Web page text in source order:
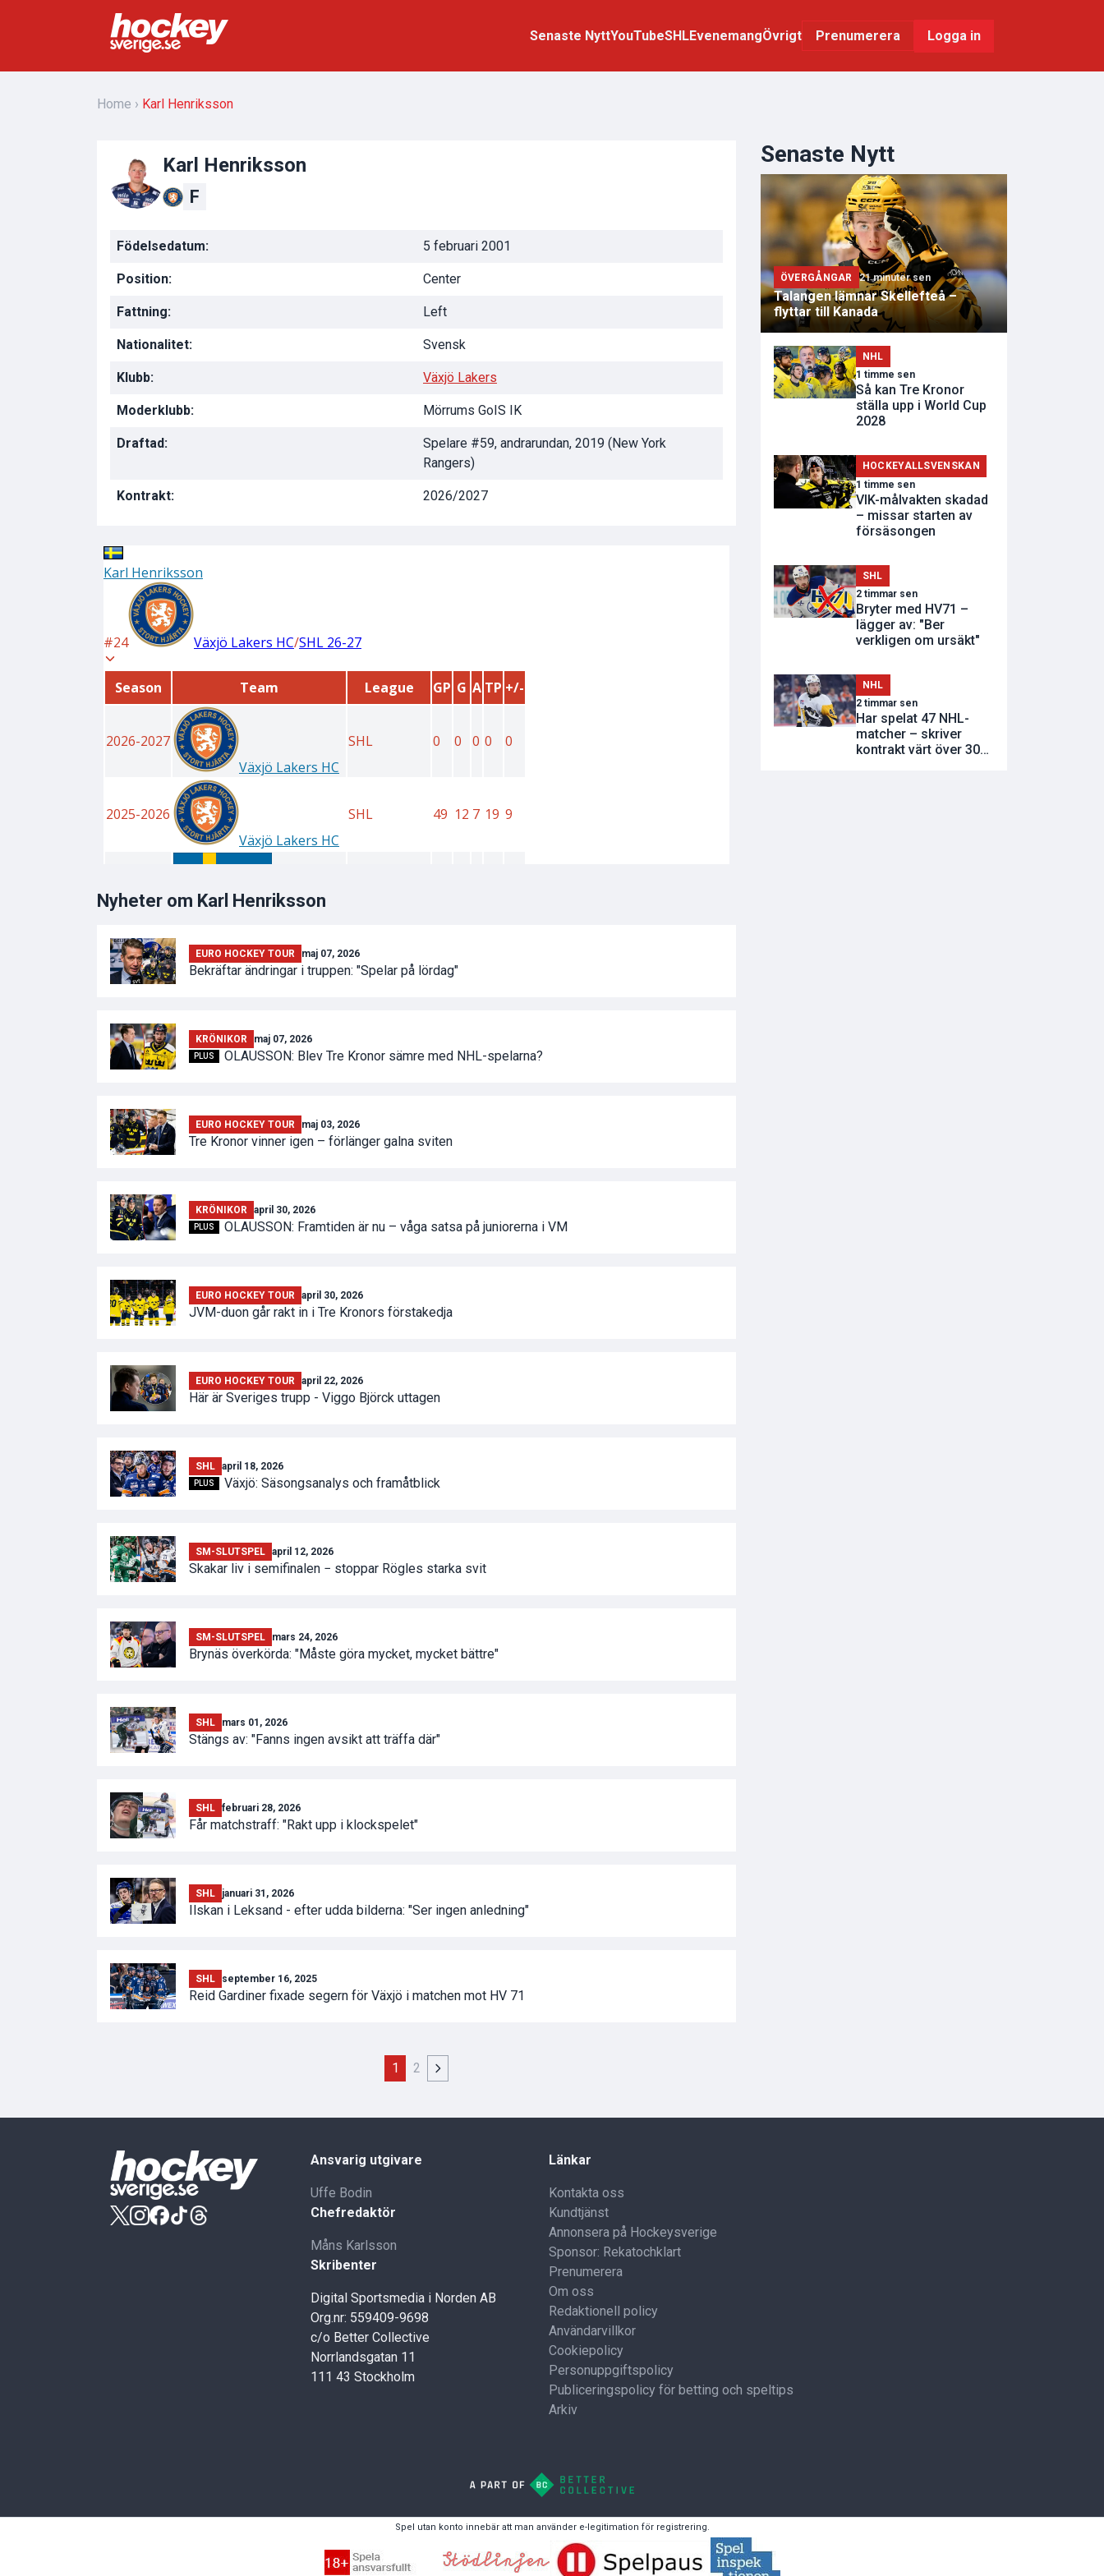
Senaste NyttYouTubeSHLEvenemangÖvrigt Prenumerera Logga in
Home Karl Henriksson
Karl Henriksson
F
Födelsedatum: 5 februari 2001
Position: Center
Fattning: Left
Nationalitet: Svensk
Klubb: Växjö Lakers
Moderklubb: Mörrums GoIS IK
Draftad:
Spelare #59, andrarundan, 2019 (New York
Rangers)
Kontrakt: 2026/2027
Nyheter om Karl Henriksson
EURO HOCKEY TOUR maj 07, 2026
Bekräftar ändringar i truppen: "Spelar på lördag"
KRÖNIKOR maj 07, 2026
PLUS OLAUSSON: Blev Tre Kronor sämre med NHL-spelarna?
EURO HOCKEY TOUR maj 03, 2026
Tre Kronor vinner igen – förlänger galna sviten
KRÖNIKOR april 30, 2026
PLUS OLAUSSON: Framtiden är nu – våga satsa på juniorerna i VM
EURO HOCKEY TOUR april 30, 2026
JVM-duon går rakt in i Tre Kronors förstakedja
EURO HOCKEY TOUR april 22, 2026
Här är Sveriges trupp - Viggo Björck uttagen
SHL april 18, 2026
PLUS Växjö: Säsongsanalys och framåtblick
SM-SLUTSPEL april 12, 2026
Skakar liv i semifinalen − stoppar Rögles starka svit
SM-SLUTSPEL mars 24, 2026
Brynäs överkörda: "Måste göra mycket, mycket bättre"
SHL mars 01, 2026
Stängs av: "Fanns ingen avsikt att träffa där"
SHL februari 28, 2026
Får matchstraff: "Rakt upp i klockspelet"
SHL januari 31, 2026
Ilskan i Leksand - efter udda bilderna: "Ser ingen anledning"
SHL september 16, 2025
Reid Gardiner fixade segern för Växjö i matchen mot HV 71
1 2
Senaste Nytt
ÖVERGÅNGAR 21 minuter sen
Talangen lämnar Skellefteå –
flyttar till Kanada
NHL
1 timme sen
Så kan Tre Kronor
ställa upp i World Cup
2028
HOCKEYALLSVENSKAN
1 timme sen
VIK-målvakten skadad
– missar starten av
försäsongen
SHL
2 timmar sen
Bryter med HV71 –
lägger av: "Ber
verkligen om ursäkt"
NHL
2 timmar sen
Har spelat 47 NHL-
matcher – skriver
kontrakt värt över 300
Ansvarig utgivare
Uffe Bodin
Chefredaktör
Måns Karlsson
Skribenter
Digital Sportsmedia i Norden AB
Org.nr: 559409-9698
c/o Better Collective
Norrlandsgatan 11
111 43 Stockholm
Länkar
Kontakta oss
Kundtjänst
Annonsera på Hockeysverige
Sponsor: Rekatochklart
Prenumerera
Om oss
Redaktionell policy
Användarvillkor
Cookiepolicy
Personuppgiftspolicy
Publiceringspolicy för betting och speltips
Arkiv
Spel utan konto innebär att man använder e-legitimation för registrering.